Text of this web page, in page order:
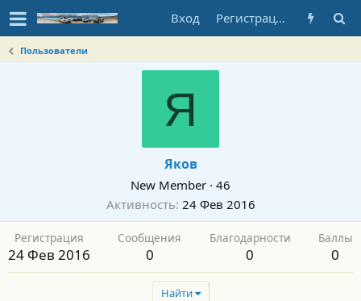
Вход Регистрация
Пользователи
Я
Яков
New Member · 46
Активность 24 Фев 2016
Регистрация
24 Фев 2016
Сообщения
0
Благодарности
0
Баллы
0
Найти